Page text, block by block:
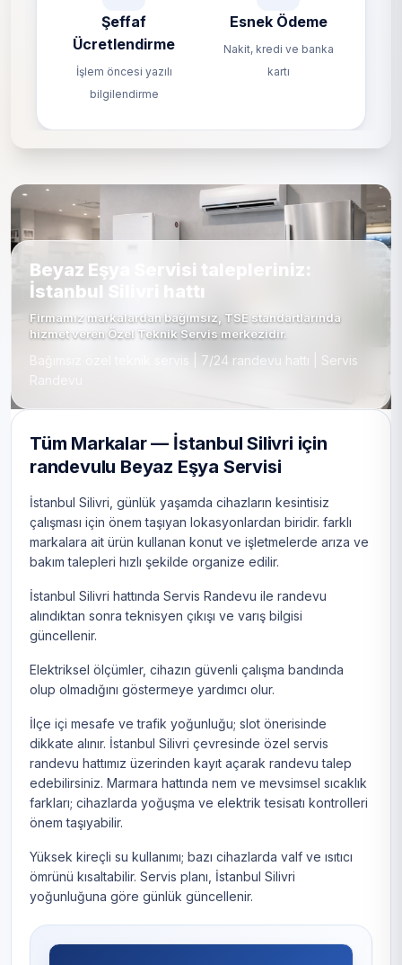
Şeffaf
Ücretlendirme
İşlem öncesi yazılı
bilgilendirme
Esnek Ödeme
Nakit, kredi ve banka
kartı
Beyaz Eşya Servisi talepleriniz:
İstanbul Silivri hattı
Firmamız markalardan bağımsız, TSE standartlarında
hizmet veren Özel Teknik Servis merkezidir.
Bağımsız özel teknik servis | 7/24 randevu hattı | Servis
Tüm Markalar — İstanbul Silivri için
randevulu Beyaz Eşya Servisi
İstanbul Silivri, günlük yaşamda cihazların kesintisiz
çalışması için önem taşıyan lokasyonlardan biridir. farklı
markalara ait ürün kullanan konut ve işletmelerde arıza ve
bakım talepleri hızlı şekilde organize edilir.
İstanbul Silivri hattında Servis Randevu ile randevu
alındıktan sonra teknisyen çıkışı ve varış bilgisi
güncellenir.
Elektriksel ölçümler, cihazın güvenli çalışma bandında
olup olmadığını göstermeye yardımcı olur.
İlçe içi mesafe ve trafik yoğunluğu; slot önerisinde
dikkate alınır. İstanbul Silivri çevresinde özel servis
randevu hattımız üzerinden kayıt açarak randevu talep
edebilirsiniz. Marmara hattında nem ve mevsimsel sıcaklık
farkları; cihazlarda yoğuşma ve elektrik tesisatı kontrolleri
önem taşıyabilir.
Yüksek kireçli su kullanımı; bazı cihazlarda valf ve ısıtıcı
ömrünü kısaltabilir. Servis planı, İstanbul Silivri
yoğunluğuna göre günlük güncellenir.